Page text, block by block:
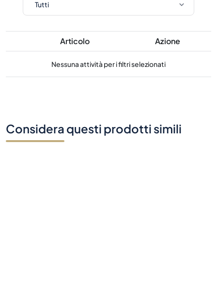
Articolo Azione
Nessuna attività per i filtri selezionati
Considera questi prodotti simili